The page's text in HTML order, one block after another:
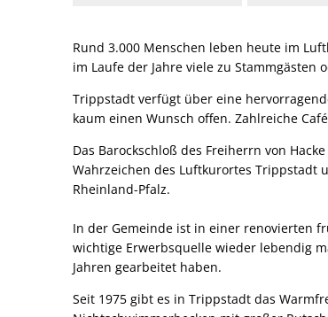
Rund 3.000 Menschen leben heute im
im Laufe der Jahre viele zu
Trippstadt verfügt über eine
kaum einen Wunsch offen. Zahlreiche
Das Barockschloß des Freiherrn von
Wahrzeichen des Luftkurortes Trippstadt
Rheinland-Pfalz.
In der Gemeinde ist in einer renovierten
wichtige Erwerbsquelle wieder lebendig
Jahren gearbeitet haben.
Seit 1975 gibt es in Trippstadt das